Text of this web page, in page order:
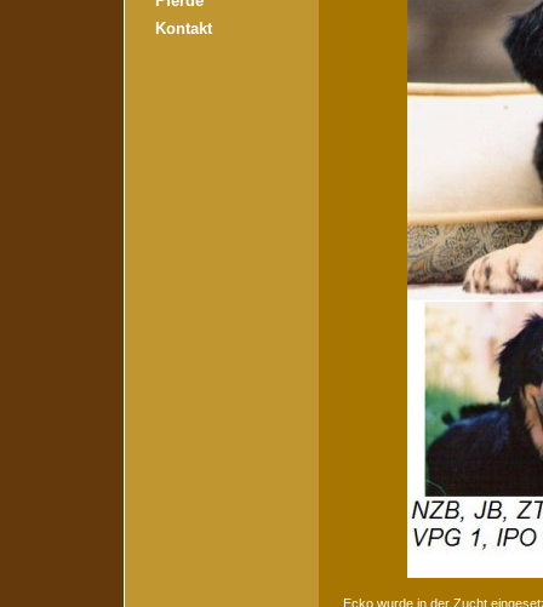
Kontakt
Ecko wurde in der Zucht